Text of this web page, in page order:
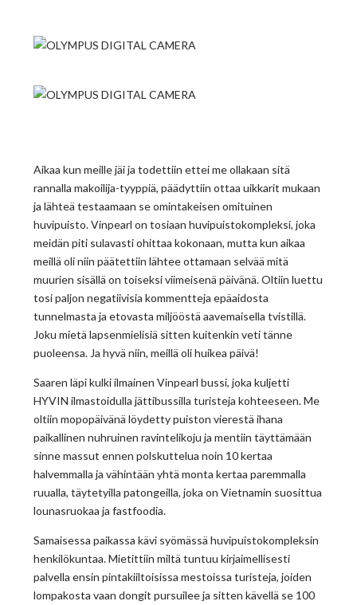
Aikaa kun meille jäi ja todettiin ettei me ollakaan sitä
rannalla makoilija-tyyppiä, päädyttiin ottaa uikkarit mukaan
ja lähteä testaamaan se omintakeisen omituinen
huvipuisto. Vinpearl on tosiaan huvipuistokompleksi, joka
meidän piti sulavasti ohittaa kokonaan, mutta kun aikaa
meillä oli niin päätettiin lähtee ottamaan selvää mitä
muurien sisällä on toiseksi viimeisenä päivänä. Oltiin luettu
tosi paljon negatiivisia kommentteja epäaidosta
tunnelmasta ja etovasta miljööstä aavemaisella tvistillä.
Joku mietä lapsenmielisiä sitten kuitenkin veti tänne
puoleensa. Ja hyvä niin, meillä oli huikea päivä!
Saaren läpi kulki ilmainen Vinpearl bussi, joka kuljetti
HYVIN ilmastoidulla jättibussilla turisteja kohteeseen. Me
oltiin mopopäivänä löydetty puiston vierestä ihana
paikallinen nuhruinen ravintelikoju ja mentiin täyttämään
sinne massut ennen polskuttelua noin 10 kertaa
halvemmalla ja vähintään yhtä monta kertaa paremmalla
ruualla, täytetyilla patongeilla, joka on Vietnamin suosittua
lounasruokaa ja fastfoodia.
Samaisessa paikassa kävi syömässä huvipuistokompleksin
henkilökuntaa. Mietittiin miltä tuntuu kirjaimellisesti
palvella ensin pintakiiltoisissa mestoissa turisteja, joiden
lompakosta vaan dongit pursuilee ja sitten kävellä se 100